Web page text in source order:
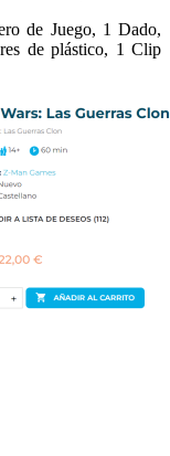
de Juego, 1 Dado,
de plástico, 1 Clip